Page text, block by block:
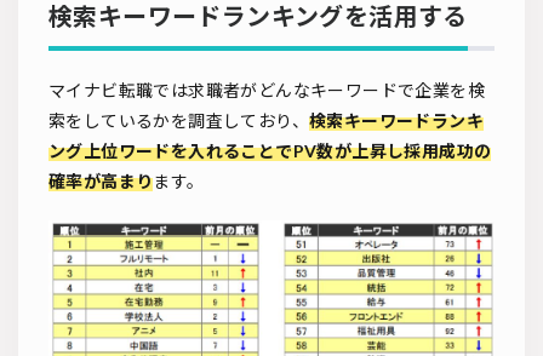
検索キーワードランキングを活用する
マイナビ転職では求職者がどんなキーワードで企業を検
索をしているかを調査しており、 検索キーワードランキ
ング上位ワードを入れることでPV数が上昇し採用成功の
確率が高まります。